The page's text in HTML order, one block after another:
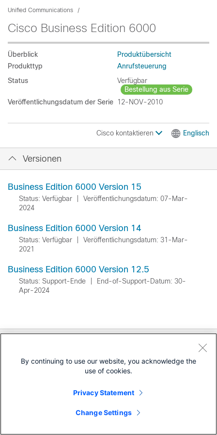
Unified Communications
Cisco Business Edition 6000
Überblick
Produktübersicht
Produkttyp
Anrufsteuerung
Status
Verfügbar
Bestellung aus Serie
Veröffentlichungsdatum der Serie
12-NOV-2010
Cisco kontaktieren Englisch
Versionen
Business Edition 6000 Version 15
Status: Verfügbar
Veröffentlichungsdatum: 07-Mar-
2024
Business Edition 6000 Version 14
Status: Verfügbar
Veröffentlichungsdatum: 31-Mar-
2021
Business Edition 6000 Version 12.5
Status: Support-Ende
End-of-Support-Datum: 30-
Apr-2024
Downloads
By continuing to use our website, you acknowledge the
use of cookies.
Privacy Statement
Change Settings